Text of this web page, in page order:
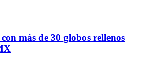
más de 30 globos rellenos